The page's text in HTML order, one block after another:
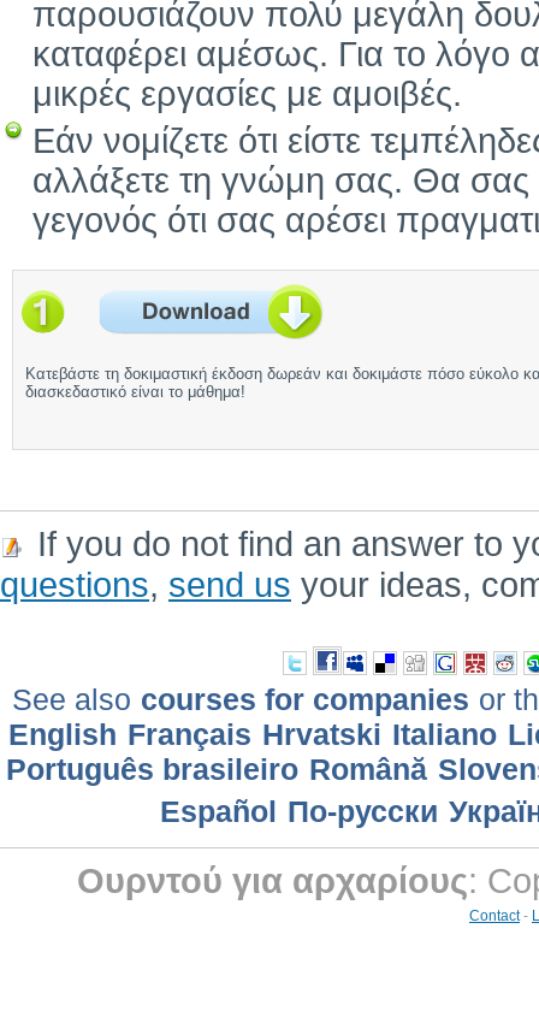
παρουσιάζουν πολύ μεγάλη
καταφέρει αμέσως. Για το λόγο
μικρές εργασίες με αμοιβές.
Εάν νομίζετε ότι είστε
αλλάξετε τη γνώμη σας. Θα σας
γεγονός ότι σας αρέσει
Κατεβάστε τη δοκιμαστική έκδοση δωρεάν και δοκιμάστε πόσο εύκολο
διασκεδαστικό είναι το μάθημα!
If you do not find an answer to
questions, send us your ideas,
See also courses for companies or
English Français Hrvatski Italiano
Português brasileiro Română
Еspañol По-русски
Ουρντού για αρχαρίους:
Contact-